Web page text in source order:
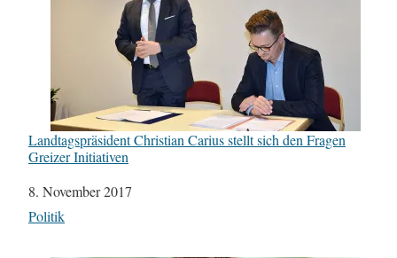
Landtagspräsident Christian Carius stellt sich den Fragen
Greizer Initiativen
Datum
8. November 2017
In Bezug auf
Politik